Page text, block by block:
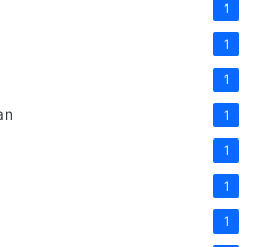
1
1
1
1
1
1
1